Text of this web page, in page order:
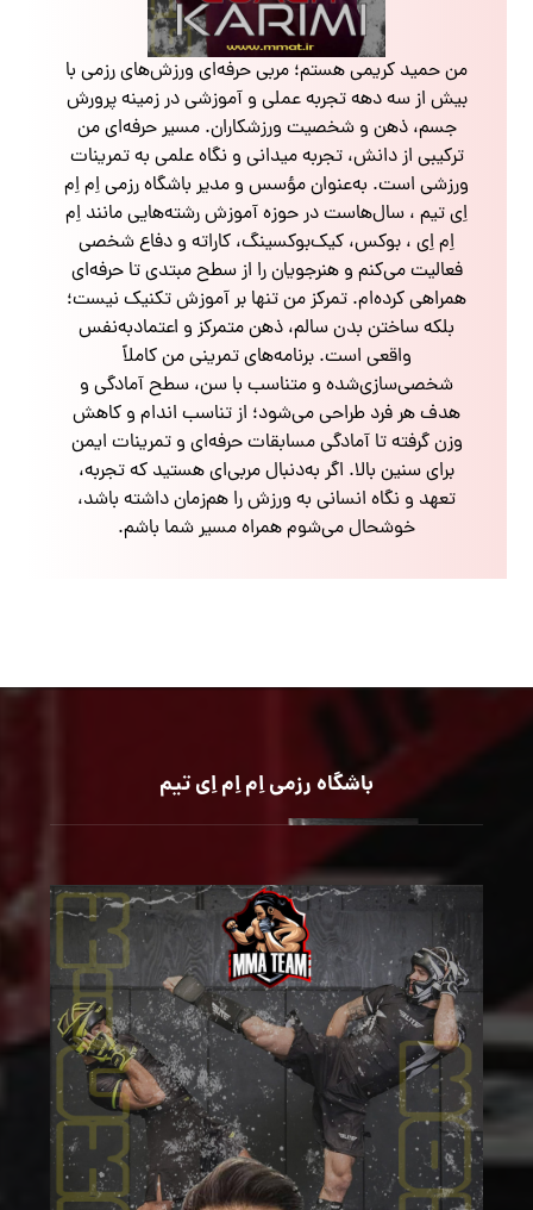
من حمید کریمی هستم؛ مربی حرفه‌ای ورزش‌های رزمی با
بیش از سه دهه تجربه عملی و آموزشی در زمینه پرورش
جسم، ذهن و شخصیت ورزشکاران. مسیر حرفه‌ای من
ترکیبی از دانش، تجربه میدانی و نگاه علمی به تمرینات
ورزشی است. به‌عنوان مؤسس و مدیر باشگاه رزمی اِم اِم
اِی تیم ، سال‌هاست در حوزه آموزش رشته‌هایی مانند اِم
اِم اِی ، بوکس، کیک‌بوکسینگ، کاراته و دفاع شخصی
فعالیت می‌کنم و هنرجویان را از سطح مبتدی تا حرفه‌ای
همراهی کرده‌ام. تمرکز من تنها بر آموزش تکنیک نیست؛
بلکه ساختن بدن سالم، ذهن متمرکز و اعتمادبه‌نفس
واقعی است. برنامه‌های تمرینی من کاملاً
شخصی‌سازی‌شده و متناسب با سن، سطح آمادگی و
هدف هر فرد طراحی می‌شود؛ از تناسب اندام و کاهش
وزن گرفته تا آمادگی مسابقات حرفه‌ای و تمرینات ایمن
برای سنین بالا. اگر به‌دنبال مربی‌ای هستید که تجربه،
تعهد و نگاه انسانی به ورزش را هم‌زمان داشته باشد،
خوشحال می‌شوم همراه مسیر شما باشم.
باشگاه رزمی اِم اِم اِی تیم